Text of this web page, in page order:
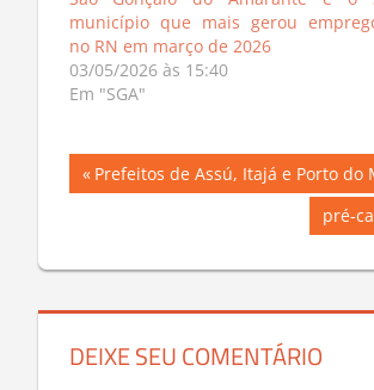
São Gonçalo do Amarante é o
município que mais gerou
no RN em março de 2026
03/05/2026 às 15:40
Navegação
Post
Previous
Prefeitos de Assú, Itajá e Porto
Next
pré-
DEIXE SEU COMENTÁRIO